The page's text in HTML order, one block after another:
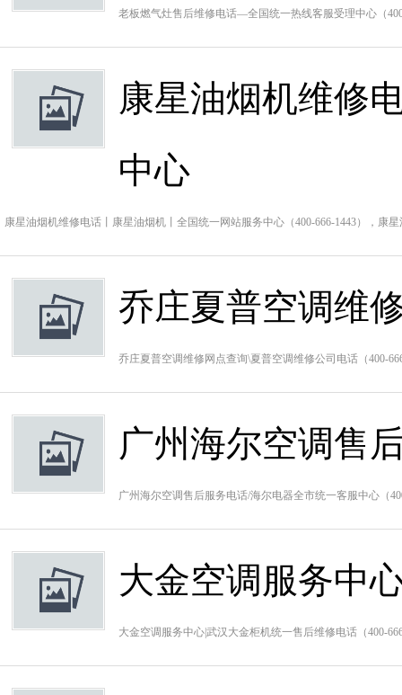
老板燃气灶售后维修电话—全国统一热线客服受理中心（
康星油烟机维修
中心
康星油烟机维修电话丨康星油烟机丨全国统一网站服务中心（400-666-1443），康
乔庄夏普空调维
乔庄夏普空调维修网点查询\夏普空调维修公司电话（400-
广州海尔空调售
广州海尔空调售后服务电话/海尔电器全市统一客服中心（
大金空调服务中
大金空调服务中心|武汉大金柜机统一售后维修电话（400-